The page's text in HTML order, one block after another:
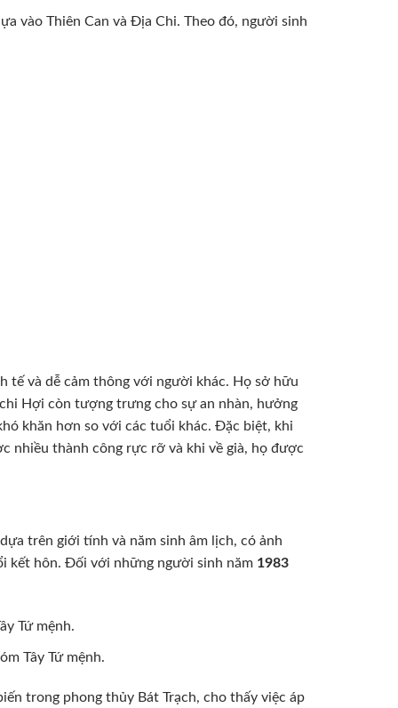
vào Thiên Can và Địa Chi. Theo đó, người sinh
và dễ cảm thông với người khác. Họ sở hữu
Hợi còn tượng trưng cho sự an nhàn, hưởng
khăn hơn so với các tuổi khác. Đặc biệt, khi
nhiều thành công rực rỡ và khi về già, họ được
trên giới tính và năm sinh âm lịch, có ảnh
kết hôn. Đối với những người sinh năm 1983
Tứ mệnh.
Tây Tứ mệnh.
trong phong thủy Bát Trạch, cho thấy việc áp